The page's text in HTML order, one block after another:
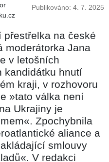
Publikováno: 4. 7. 2025
přestřelka na české
moderátorka Jana
v letošních
kandidátku hnutí
kraji, v rozhovoru
»tato válka není
Ukrajiny je
Zpochybnila
aliance a
smlouvy
V redakci